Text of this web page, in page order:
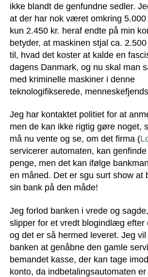
ikke blandt de genfundne sedler.
at der har nok været omkring 5.000
kun 2.450 kr. heraf endte på min
betyder, at maskinen stjal ca.
til, hvad det koster at kalde en
dagens Danmark, og nu skal man
med kriminelle maskiner i denne
teknologifikserede,
Jeg har kontaktet politiet for at
men de kan ikke rigtig gøre noget,
må nu vente og se, om det firma (
servicerer automaten, kan
penge, men det kan ifølge
en måned. Det er sgu surt show at
sin bank på den måde!
Jeg forlod banken i vrede og
slipper for et vredt blogindlæg efter
og det er så hermed leveret. Jeg
banken at genåbne den gamle
bemandet kasse, der kan tage
konto, da indbetalingsautomaten er